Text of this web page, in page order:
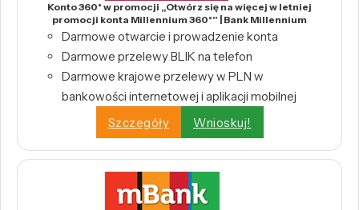
Konto 360° w promocji „Otwórz się na więcej w letniej
promocji konta Millennium 360°” | Bank Millennium
Darmowe otwarcie i prowadzenie konta
Darmowe przelewy BLIK na telefon
Darmowe krajowe przelewy w PLN w
bankowości internetowej i aplikacji mobilnej
Szczegóły
Wnioskuj!